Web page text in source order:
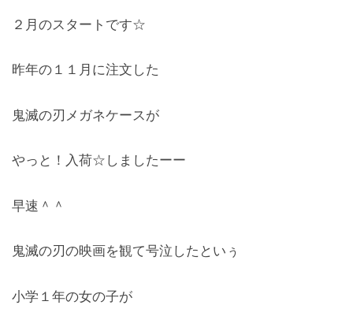
サービス
Service
フレーム
Lens
キッズ
サングラス
２月のスタートです☆
昨年の１１月に注文した
鬼滅の刃メガネケースが
やっと！入荷☆しましたーー
早速＾＾
鬼滅の刃の映画を観て号泣したといぅ
小学１年の女の子が